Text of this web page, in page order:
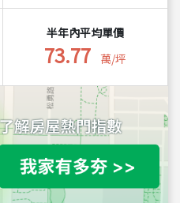
半年內平均單價
73.77 萬/坪